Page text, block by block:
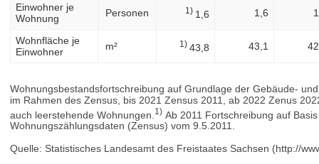
Einwohner je
Wohnung
Personen 1) 1,6 1,6
Wohnfläche je
Einwohner
m² 1) 43,8 43,1
Wohnungsbestandsfortschreibung auf Grundlage der Gebäude-
im Rahmen des Zensus, bis 2021 Zensus 2011, ab 2022 Zenus
auch leerstehende Wohnungen. 1) Ab 2011 Fortschreibung auf
Wohnungszählungsdaten (Zensus) vom 9.5.2011.
Quelle: Statistisches Landesamt des Freistaates Sachsen (http://